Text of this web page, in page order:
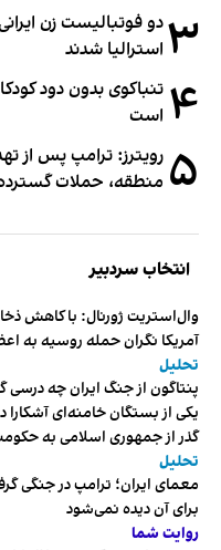
۳ استرالیا شدند
۴ تنباکوی بدون دود
است
۵ رویترز: ترامپ پس از
منطقه، حملات
انتخاب سردبیر
وال‌استریت ژورنال: با کاهش
آمریکا نگران حمله روسیه به
تحلیل
پنتاگون از جنگ ایران چه درسی
یکی از بستگان خامنه‌ای آشکارا
گذر از جمهوری اسلامی به
تحلیل
معمای ایران؛ ترامپ در جنگی
برای آن دیده نمی‌شود
روایت شما